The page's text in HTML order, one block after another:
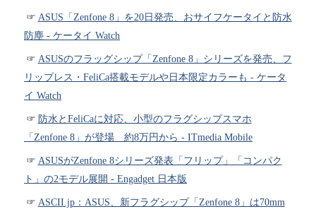
ASUS「Zenfone 8」を20日発売、おサイフケータイと防水
防塵 - ケータイ Watch
ASUSのフラッグシップ「Zenfone 8」シリーズを発売、フ
リップレス・FeliCa搭載モデルや日本限定カラーも - ケータ
イ Watch
防水とFeliCaに対応、小型のフラグシップスマホ
「Zenfone 8」が登場 約8万円から - ITmedia Mobile
ASUSがZenfone 8シリーズ発表「フリップ」「コンパク
ト」の2モデル展開 - Engadget 日本版
ASCII.jp：ASUS、新フラグシップ「Zenfone 8」は70mm